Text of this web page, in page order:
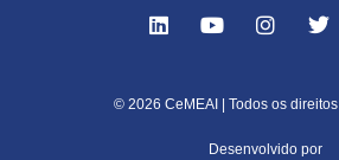
© 2026 CeMEAI | Todos os
Desenvolvido por